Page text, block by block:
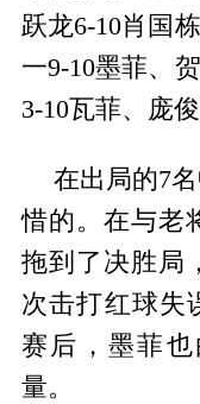
跃龙6-10肖国
一9-10墨菲、
3-10瓦菲、庞
在出局的7
惜的。在与老
拖到了决胜局
次击打红球失
赛后，墨菲
量。